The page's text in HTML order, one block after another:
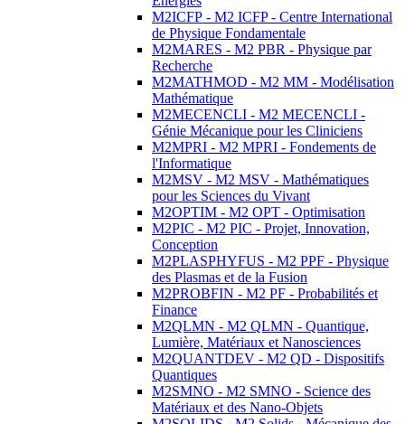
M2ICFP - M2 ICFP - Centre International
de Physique Fondamentale
M2MARES - M2 PBR - Physique par
Recherche
M2MATHMOD - M2 MM - Modélisation
Mathématique
M2MECENCLI - M2 MECENCLI -
Génie Mécanique pour les Cliniciens
M2MPRI - M2 MPRI - Fondements de
l'Informatique
M2MSV - M2 MSV - Mathématiques
pour les Sciences du Vivant
M2OPTIM - M2 OPT - Optimisation
M2PIC - M2 PIC - Projet, Innovation,
Conception
M2PLASPHYFUS - M2 PPF - Physique
des Plasmas et de la Fusion
M2PROBFIN - M2 PF - Probabilités et
Finance
M2QLMN - M2 QLMN - Quantique,
Lumière, Matériaux et Nanosciences
M2QUANTDEV - M2 QD - Dispositifs
Quantiques
M2SMNO - M2 SMNO - Science des
Matériaux et des Nano-Objets